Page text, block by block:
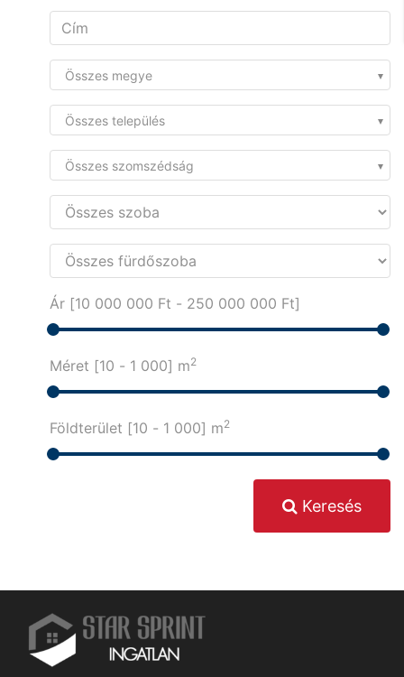
Összes megye
Összes település
Összes szomszédság
Ár [10 000 000 Ft - 250 000 000 Ft]
Méret [10 - 1 000] m2
Földterület [10 - 1 000] m2
Keresés